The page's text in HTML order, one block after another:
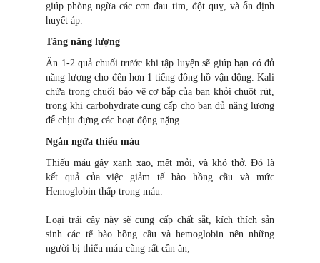
giúp phòng ngừa các cơn đau tim, đột quỵ, và ổn định
huyết áp.
Tăng năng lượng
Ăn 1-2 quả chuối trước khi tập luyện sẽ giúp bạn có đủ
năng lượng cho đến hơn 1 tiếng đồng hồ vận động. Kali
chứa trong chuối bảo vệ cơ bắp của bạn khỏi chuột rút,
trong khi carbohydrate cung cấp cho bạn đủ năng lượng
để chịu đựng các hoạt động nặng.
Ngắn ngừa thiếu máu
Thiếu máu gây xanh xao, mệt mỏi, và khó thở. Đó là
kết quả của việc giảm tế bào hồng cầu và mức
Hemoglobin thấp trong máu.
Loại trái cây này sẽ cung cấp chất sắt, kích thích sản
sinh các tế bào hồng cầu và hemoglobin nên những
người bị thiếu máu cũng rất cần ăn;